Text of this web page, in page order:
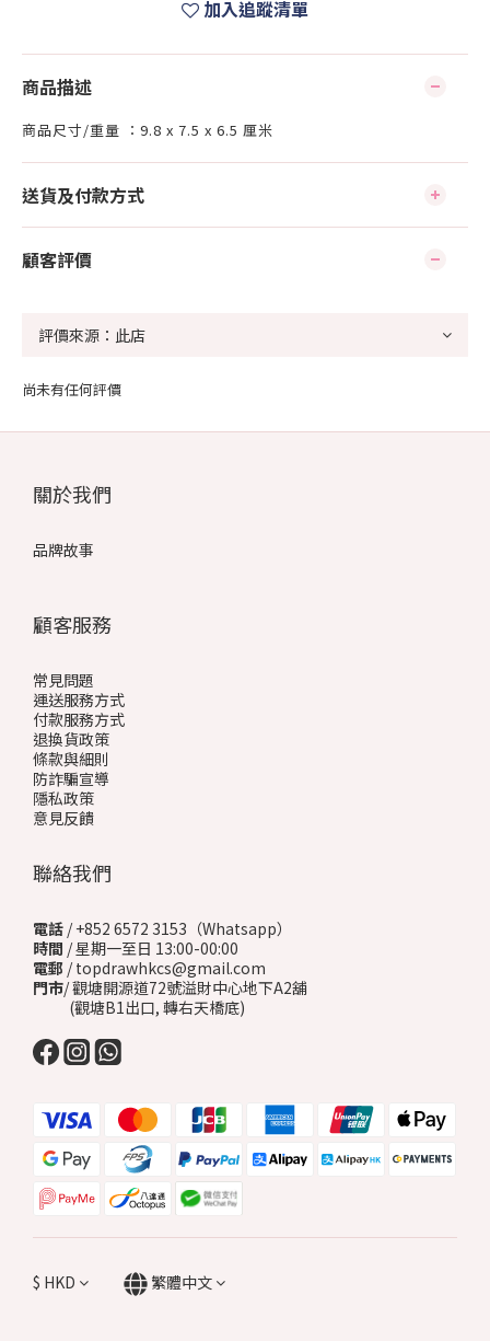
加入追蹤清單
商品描述
商品尺寸/重量 ：9.8 x 7.5 x 6.5 厘米
送貨及付款方式
顧客評價
尚未有任何評價
關於我們
品牌故事
顧客服務
常見問題
運送服務方式
付款服務方式
退換貨政策
條款與細則
防詐騙宣導
隱私政策
意見反饋
聯絡我們
電話 / +852 6572 3153（Whatsapp）
時間 / 星期一至日 13:00-00:00
電郵 / topdrawhkcs@gmail.com
門市/ 觀塘開源道72號溢財中心地下A2舖
(觀塘B1出口, 轉右天橋底)
$ HKD 繁體中文